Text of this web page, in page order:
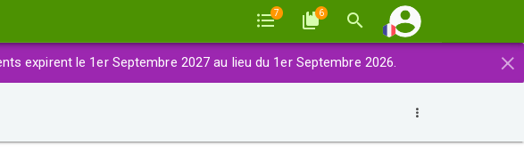
7 6
×
expirent le 1er Septembre 2027 au lieu du 1er Septembre 2026.